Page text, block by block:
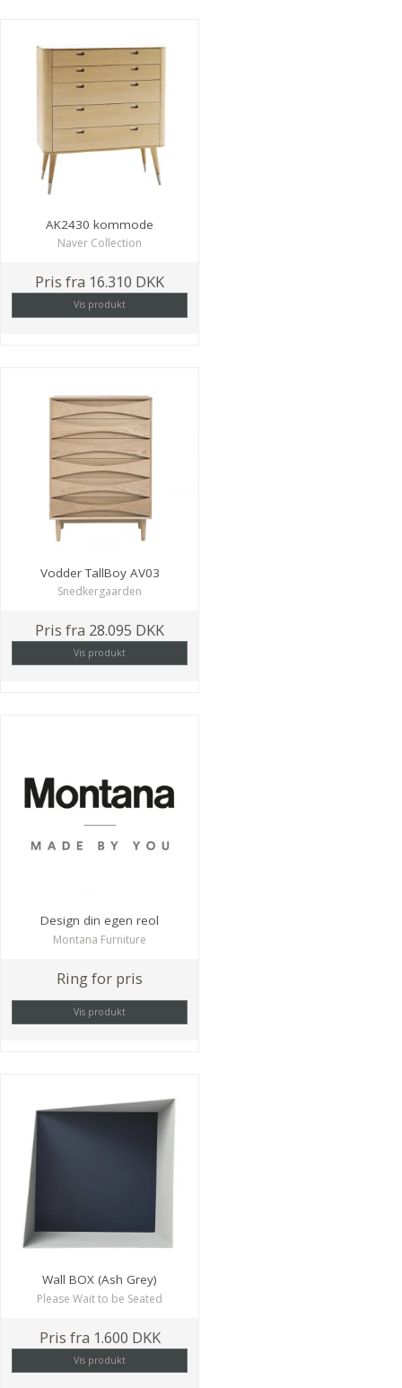
AK2430 kommode
Naver Collection
Pris fra 16.310 DKK
Vis produkt
Vodder TallBoy AV03
Snedkergaarden
Pris fra 28.095 DKK
Vis produkt
Design din egen reol
Montana Furniture
Ring for pris
Vis produkt
Wall BOX (Ash Grey)
Please Wait to be Seated
Pris fra 1.600 DKK
Vis produkt